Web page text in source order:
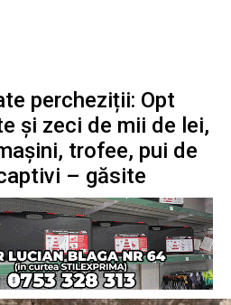
percheziții: Opt
și zeci de mii de lei,
trofee, pui de
– găsite